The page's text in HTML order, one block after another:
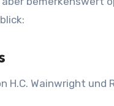
H.C. Wainwright